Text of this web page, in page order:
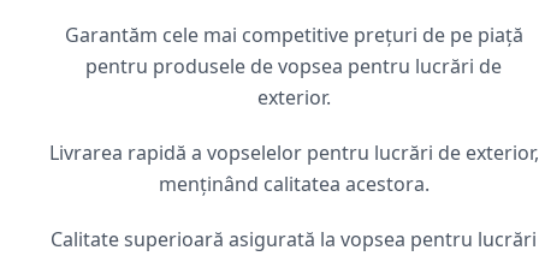
Garantăm cele mai competitive prețuri de pe piață
pentru produsele de vopsea pentru lucrări de
exterior.
Livrarea rapidă a vopselelor pentru lucrări de exterior,
menținând calitatea acestora.
Calitate superioară asigurată la vopsea pentru lucrări